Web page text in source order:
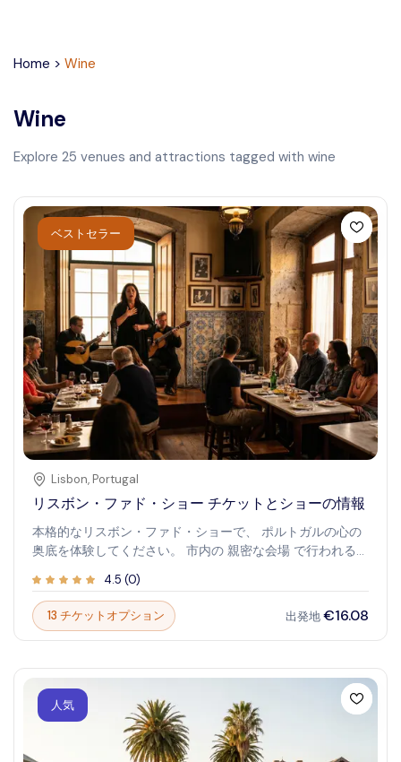
Home > Wine
Wine
Explore 25 venues and attractions tagged with wine
ベストセラー
Lisbon, Portugal
リスボン・ファド・ショー チケットとショーの情報
本格的なリスボン・ファド・ショーで、 ポルトガルの心の
奥底を体験してください。 市内の 親密な会場 で行われるこ
を提供します。 照明が暗くなると、期待が膨らみ、忘れら
れないメロディーが始まります。ファドの生の感情と芸術
性に心を動かされる準備をしてください。 音楽を通して、
情熱、 サウダージ （憧れ）、そしてリスボンの活気に満ち
4.5 (0)
13 チケットオプション 出発地€16.08
人気